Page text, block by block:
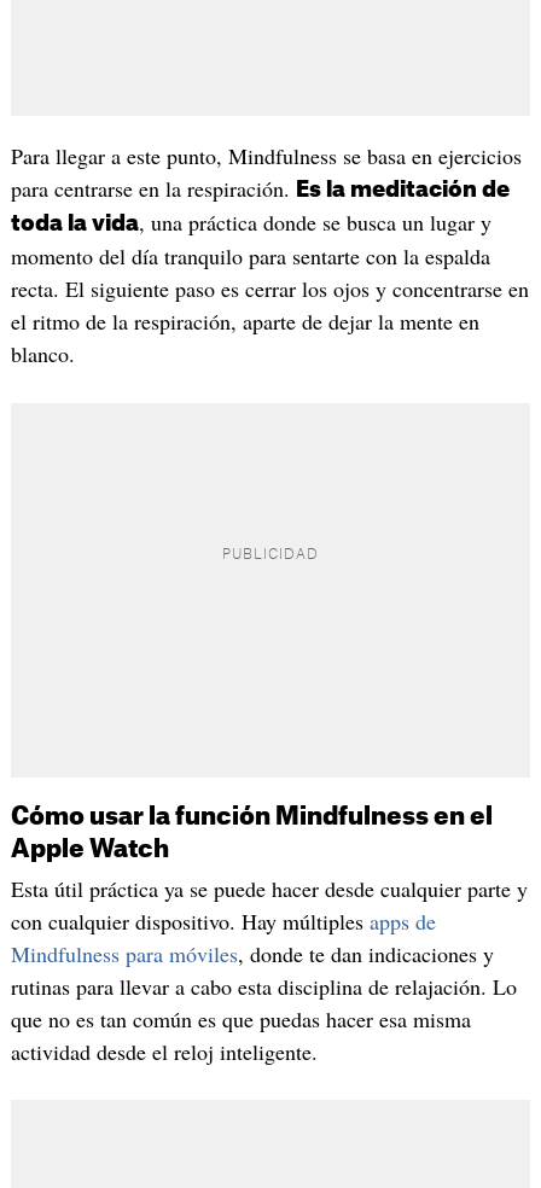
Para llegar a este punto, Mindfulness se basa en ejercicios
para centrarse en la respiración.
Es la meditación de
toda la vida, una práctica donde se busca un lugar y
momento del día tranquilo para sentarte con la espalda
recta. El siguiente paso es cerrar los ojos y concentrarse en
el ritmo de la respiración, aparte de dejar la mente en
blanco.
Cómo usar la función Mindfulness en el
Apple Watch
Esta útil práctica ya se puede hacer desde cualquier parte y
con cualquier dispositivo. Hay múltiples apps de
Mindfulness para móviles, donde te dan indicaciones y
rutinas para llevar a cabo esta disciplina de relajación. Lo
que no es tan común es que puedas hacer esa misma
actividad desde el reloj inteligente.